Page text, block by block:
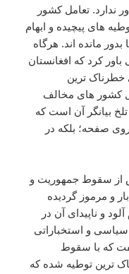
ندارد. تعامل کشور
های پیچیده و ابهام
مانده اند. هرگاه
کرد که افغانستان
خطرناک ترین
کشور های مخالف
بیانگر آن است که
صفحه؛ بلکه در
از سقوط جمهوریت و
و مرموز گردیده
و ناپیدای آن در
و استخباراتی
که با سقوط
ترین توطیه شده که